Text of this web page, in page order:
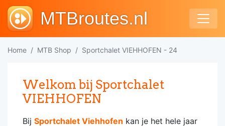
MTBroutes.nl
Home MTB Shop Sportchalet VIEHHOFEN - 24
Welkom bij Sportchalet
VIEHHOFEN
Bij Sportchalet Viehhofen kan je het hele jaar